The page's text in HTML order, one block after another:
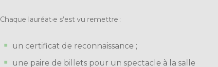
Chaque lauréat·e s’est vu remettre :
un certificat de reconnaissance ;
une paire de billets pour un spectacle à la salle